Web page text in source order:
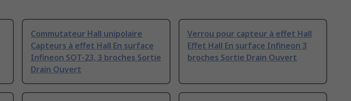
Commutateur Hall unipolaire
Capteurs à effet Hall En surface
Infineon SOT-23, 3 broches Sortie
Drain Ouvert
Verrou pour capteur à effet Hall
Effet Hall En surface Infineon 3
broches Sortie Drain Ouvert